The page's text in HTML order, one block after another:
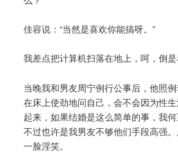
佳容说：“当然是喜欢你能搞呀。”
我差点把计算机扫落在地上，呵，倒是
当晚我和男友周宁例行公事后，他照
在床上使劲地问自己，会不会因为性
起来，如果结婚是这么简单的事，我何
不过也许是我男友不够他们手段高强
一脸淫笑。